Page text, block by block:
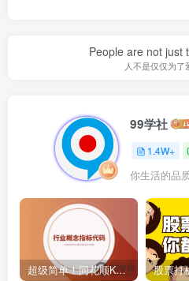
People are not just
人不是仅仅为了
99学社
1.4W+
你生活的品
超级简单！同花顺K线界面显示行业概念指标代码图解